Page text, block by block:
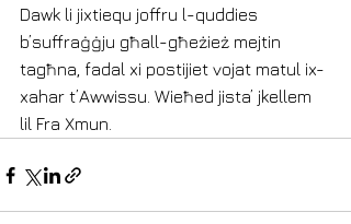
Dawk li jixtiequ joffru l-quddies
b’suffraġġju għall-għeżież mejtin
tagħna, fadal xi postijiet vojat matul ix-
xahar t’Awwissu. Wieħed jista’ jkellem
lil Fra Xmun.